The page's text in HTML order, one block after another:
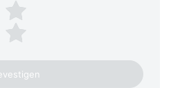
2 sterren
1 ster